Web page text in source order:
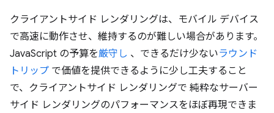
クライアントサイド レンダリングは、モバイル デバイス
で高速に動作させ、維持するのが難しい場合があります。
JavaScript の予算を厳守し 、できるだけ少ないラウンド
トリップ で価値を提供できるように少し工夫すること
で、クライアントサイド レンダリングで 純粋なサーバー
サイド レンダリングのパフォーマンスをほぼ再現できま